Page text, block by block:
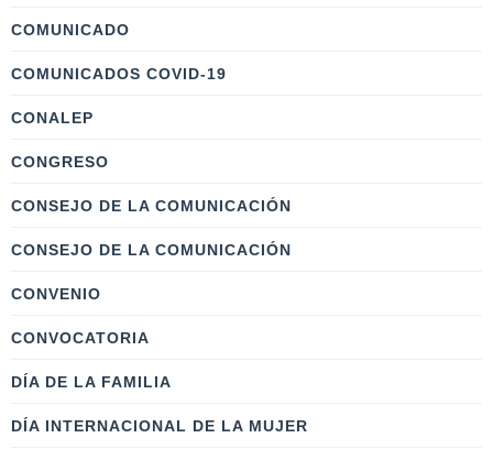
COMUNICADO
COMUNICADOS COVID-19
CONALEP
CONGRESO
CONSEJO DE LA COMUNICACIÓN
CONSEJO DE LA COMUNICACIÓN
CONVENIO
CONVOCATORIA
DÍA DE LA FAMILIA
DÍA INTERNACIONAL DE LA MUJER